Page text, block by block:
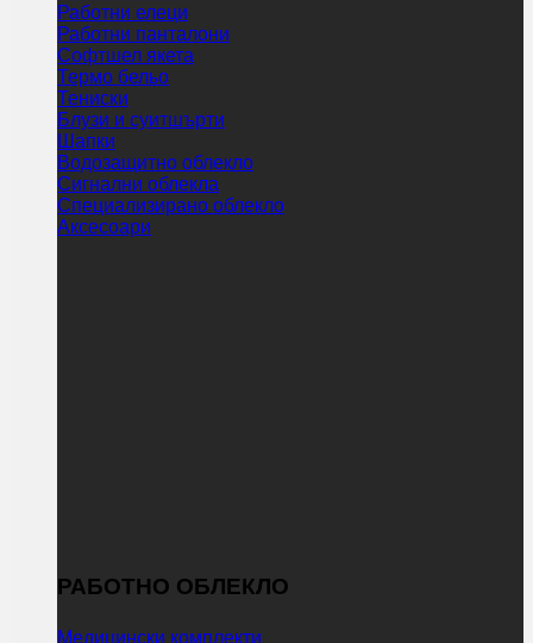
Работни елеци
Работни панталони
Софтшел якета
Термо бельо
Тениски
Блузи и суитшърти
Шапки
Водозащитно облекло
Сигнални облекла
Специализирано облекло
Аксесоари
РАБОТНО ОБЛЕКЛО
Медицински комплекти